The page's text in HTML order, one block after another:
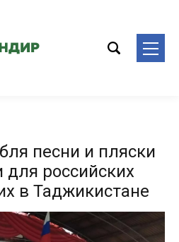
песни и пляски
российских
в Таджикистане